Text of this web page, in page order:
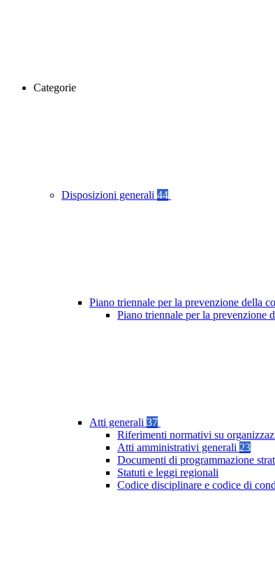
Categorie
Disposizioni generali 44
Piano triennale per la prevenzione della
Piano triennale per la prevenzione
Atti generali 37
Riferimenti normativi su
Atti amministrativi generali 23
Documenti di programmazione
Statuti e leggi regionali
Codice disciplinare e codice di